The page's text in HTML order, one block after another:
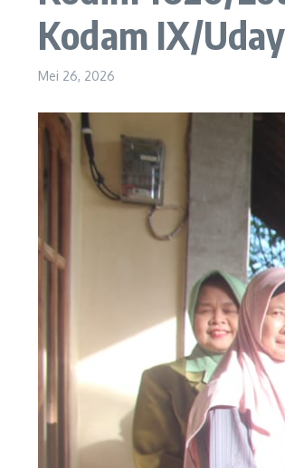
Kodam IX/
Mei 26, 2026